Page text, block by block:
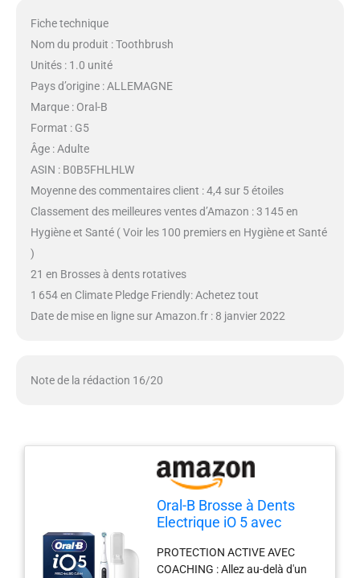
Fiche technique
Nom du produit : Toothbrush
Unités : 1.0 unité
Pays d’origine : ALLEMAGNE
Marque : Oral-B
Format : G5
Âge : Adulte
ASIN : B0B5FHLHLW
Moyenne des commentaires client : 4,4 sur 5 étoiles
Classement des meilleures ventes d’Amazon : 3 145 en
Hygiène et Santé ( Voir les 100 premiers en Hygiène et Santé
)
21 en Brosses à dents rotatives
1 654 en Climate Pledge Friendly: Achetez tout
Date de mise en ligne sur Amazon.fr : 8 janvier 2022
Note de la rédaction 16/20
Oral-B Brosse à Dents
Electrique iO 5 avec
Blanche
PROTECTION ACTIVE AVEC
COACHING : Allez au-delà d'un